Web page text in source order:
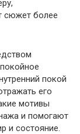
сюжет более
покой
его
мотивы
и помогают
и состояние.